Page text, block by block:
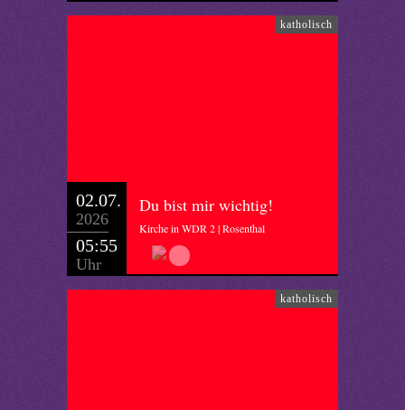
katholisch
02.07.
2026
05:55
Uhr
Du bist mir wichtig!
Kirche in WDR 2 | Rosenthal
katholisch